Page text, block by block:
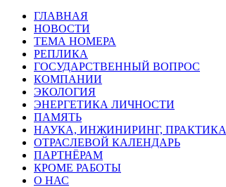
ГЛАВНАЯ
НОВОСТИ
ТЕМА НОМЕРА
РЕПЛИКА
ГОСУДАРСТВЕННЫЙ ВОПРОС
КОМПАНИИ
ЭКОЛОГИЯ
ЭНЕРГЕТИКА ЛИЧНОСТИ
ПАМЯТЬ
НАУКА, ИНЖИНИРИНГ, ПРАКТИКА
ОТРАСЛЕВОЙ КАЛЕНДАРЬ
ПАРТНЁРАМ
КРОМЕ РАБОТЫ
О НАС